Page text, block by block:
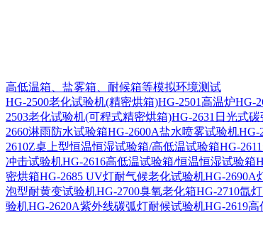
高低温箱、盐雾箱、耐候箱等模拟环境测试
HG-2500老化试验机(精密烘箱)HG-2501高温炉HG-
2503老化试验机(可程式精密烘箱)HG-2631日光式
2660淋雨防水试验箱HG-2600A盐水喷雾试验机HG-
2610Z桌上型恒温恒湿试验箱/高低温试验箱HG-
冲击试验机HG-2616高低温试验箱/恒温恒湿试验箱
密烘箱HG-2685 UV灯耐气候老化试验机HG-2690A
泡型耐黄变试验机HG-2700臭氧老化箱HG-2710氙
验机HG-2620A紫外线碳弧灯耐候试验机HG-2619